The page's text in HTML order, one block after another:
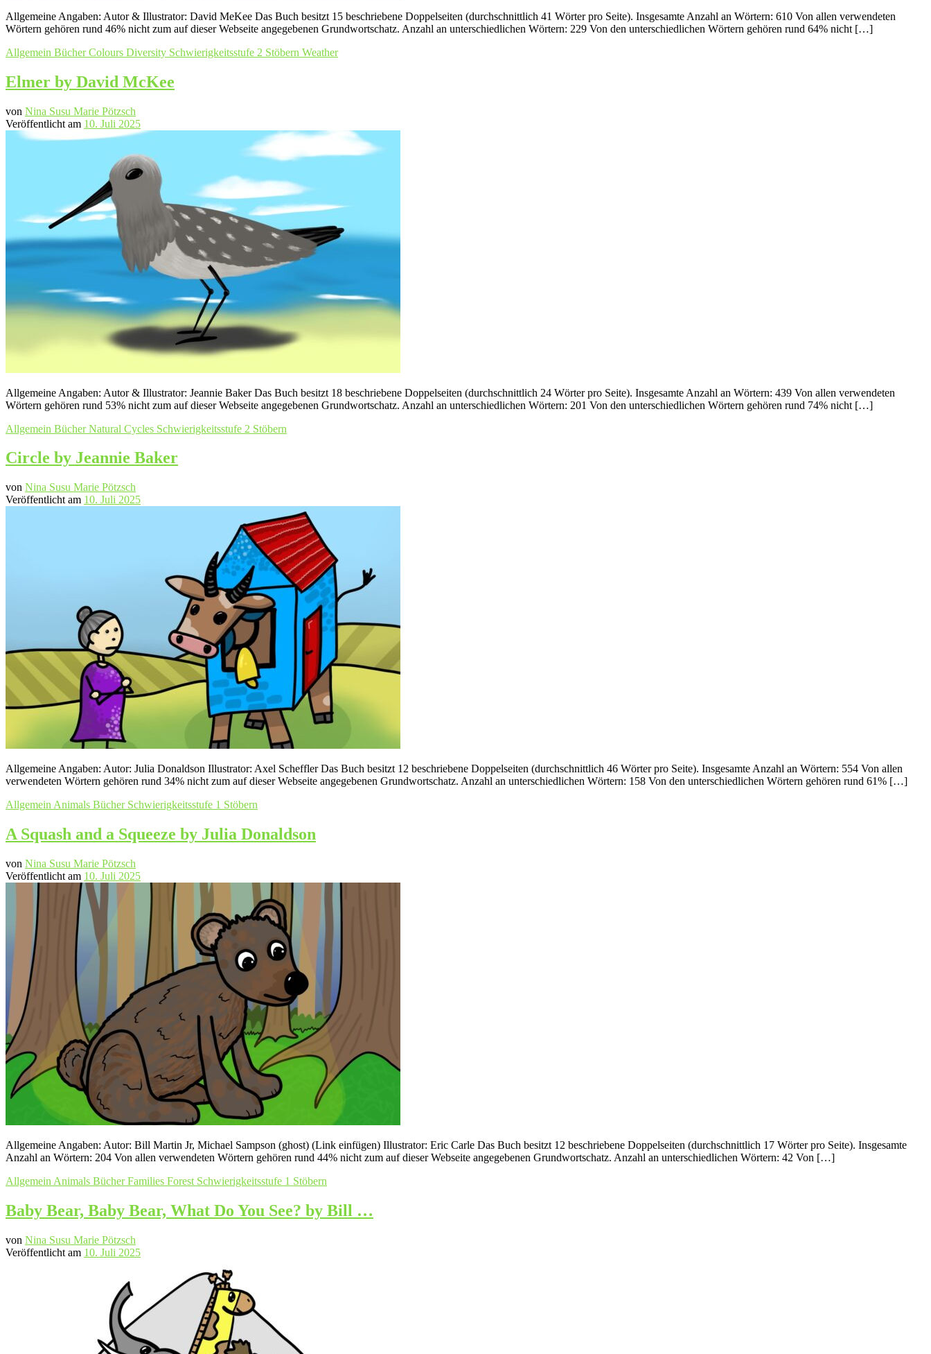
Allgemeine Angaben: Autor & Illustrator: David MeKee Das Buch besitzt 15 beschriebene Doppelseiten (durchschnittlich 41 Wörter pro Seite). Insgesamte Anzahl an Wörtern: 610 Von allen verwendeten
Wörtern gehören rund 46% nicht zum auf dieser Webseite angegebenen Grundwortschatz. Anzahl an unterschiedlichen Wörtern: 229 Von den unterschiedlichen Wörtern gehören rund 64% nicht […]
Allgemein Bücher Colours Diversity Schwierigkeitsstufe 2 Stöbern Weather
Elmer by David McKee
von Nina Susu Marie Pötzsch
Veröffentlicht am 10. Juli 2025
Allgemeine Angaben: Autor & Illustrator: Jeannie Baker Das Buch besitzt 18 beschriebene Doppelseiten (durchschnittlich 24 Wörter pro Seite). Insgesamte Anzahl an Wörtern: 439 Von allen verwendeten
Wörtern gehören rund 53% nicht zum auf dieser Webseite angegebenen Grundwortschatz. Anzahl an unterschiedlichen Wörtern: 201 Von den unterschiedlichen Wörtern gehören rund 74% nicht […]
Allgemein Bücher Natural Cycles Schwierigkeitsstufe 2 Stöbern
Circle by Jeannie Baker
von Nina Susu Marie Pötzsch
Veröffentlicht am 10. Juli 2025
Allgemeine Angaben: Autor: Julia Donaldson Illustrator: Axel Scheffler Das Buch besitzt 12 beschriebene Doppelseiten (durchschnittlich 46 Wörter pro Seite). Insgesamte Anzahl an Wörtern: 554 Von allen
verwendeten Wörtern gehören rund 34% nicht zum auf dieser Webseite angegebenen Grundwortschatz. Anzahl an unterschiedlichen Wörtern: 158 Von den unterschiedlichen Wörtern gehören rund 61% […]
Allgemein Animals Bücher Schwierigkeitsstufe 1 Stöbern
A Squash and a Squeeze by Julia Donaldson
von Nina Susu Marie Pötzsch
Veröffentlicht am 10. Juli 2025
Allgemeine Angaben: Autor: Bill Martin Jr, Michael Sampson (ghost) (Link einfügen) Illustrator: Eric Carle Das Buch besitzt 12 beschriebene Doppelseiten (durchschnittlich 17 Wörter pro Seite). Insgesamte
Anzahl an Wörtern: 204 Von allen verwendeten Wörtern gehören rund 44% nicht zum auf dieser Webseite angegebenen Grundwortschatz. Anzahl an unterschiedlichen Wörtern: 42 Von […]
Allgemein Animals Bücher Families Forest Schwierigkeitsstufe 1 Stöbern
Baby Bear, Baby Bear, What Do You See? by Bill …
von Nina Susu Marie Pötzsch
Veröffentlicht am 10. Juli 2025